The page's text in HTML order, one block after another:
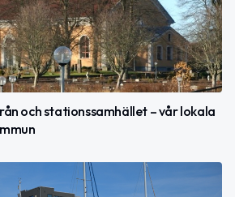
och stationssamhället – vår lokala